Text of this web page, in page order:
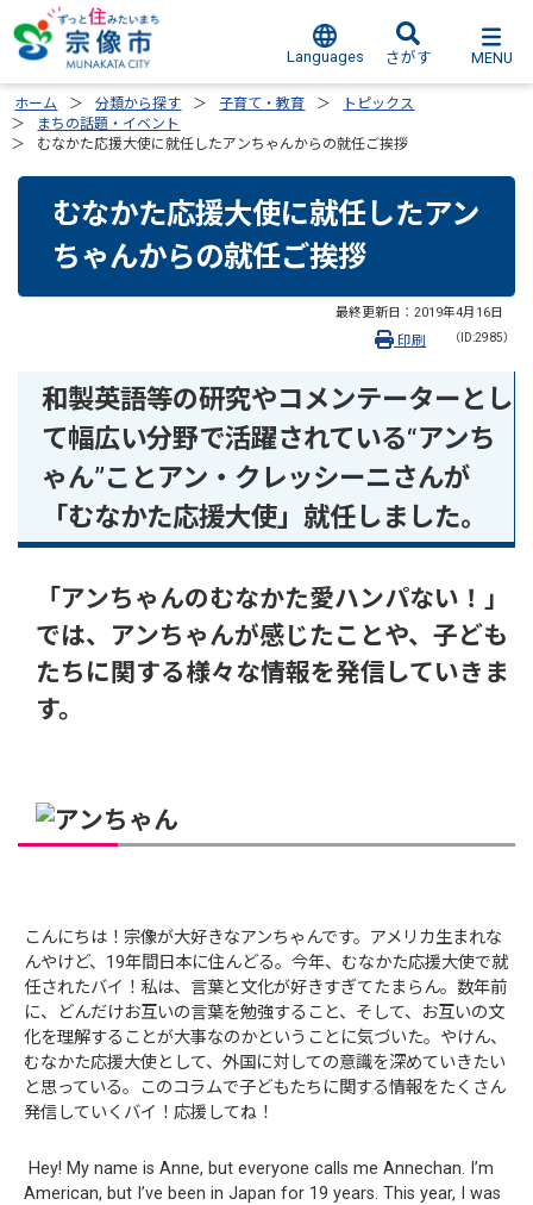
Languages さがす MENU
ホーム 分類から探す 子育て・教育
トピックス
まちの話題・イベント
むなかた応援大使に就任したアンちゃんからの就任ご挨拶
むなかた応援大使に就任したアン
ちゃんからの就任ご挨拶
最終更新日： 2019年4月16日
（ID:2985）
印刷
和製英語等の研究やコメンテーターとし
て幅広い分野で活躍されている“アンち
ゃん”ことアン・クレッシーニさんが
「むなかた応援大使」就任しました。
「アンちゃんのむなかた愛ハンパない！」
では、アンちゃんが感じたことや、子ども
たちに関する様々な情報を発信していきま
す。
こんにちは！宗像が大好きなアンちゃんです。アメリカ生まれな
んやけど、19年間日本に住んどる。今年、むなかた応援大使で就
任されたバイ！私は、言葉と文化が好きすぎてたまらん。数年前
に、どんだけお互いの言葉を勉強すること、そして、お互いの文
化を理解することが大事なのかということに気づいた。やけん、
むなかた応援大使として、外国に対しての意識を深めていきたい
と思っている。このコラムで子どもたちに関する情報をたくさん
発信していくバイ！応援してね！
Hey! My name is Anne, but everyone calls me Annechan. I’m
American, but I’ve been in Japan for 19 years. This year, I was